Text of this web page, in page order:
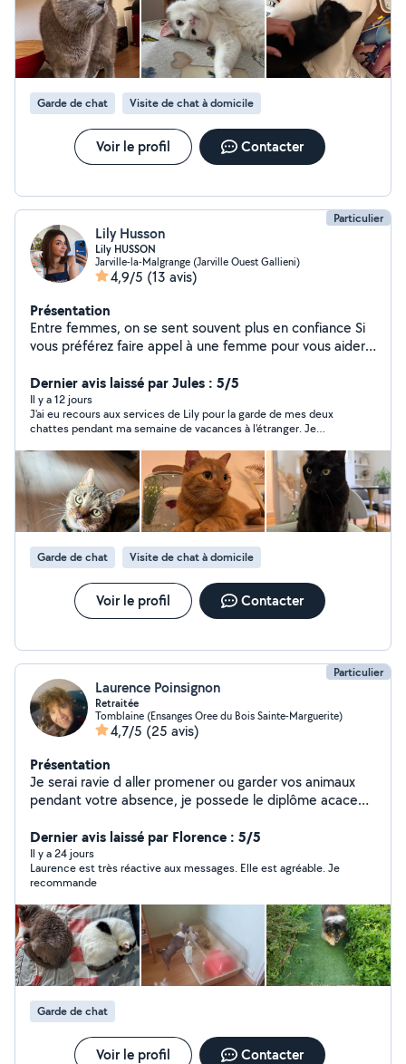
Garde de chat Visite de chat à domicile
Voir le profil Contacter
Particulier
Lily Husson
Lily HUSSON
Jarville-la-Malgrange (Jarville Ouest Gallieni)
4,9/5 (13 avis)
Présentation
Entre femmes, on se sent souvent plus en confiance Si
vous préférez faire appel à une femme pour vous aider
Lily, j'ai 23 ans et je suis diplômée d'un master manager
commerciale. Le matin je suis commerciale et l'après
midi disponible pour vous aider. Sérieuse, impliquée et
toujours motivée, j'aime rendre service et aider les
autres. Je propose : Ménage / entretien Garde
d'enfants (je possède le BAFA) Garde d'animaux Petits
services du quotidien (courses, colis, aide ponctuelle)
Au plaisir de vous aider !
Dernier avis laissé par Jules : 5/5
Il y a 12 jours
J'ai eu recours aux services de Lily pour la garde de mes deux
chattes pendant ma semaine de vacances à l'étranger. Je
communication quotidienne et a été au petit soin pour mes
chattes. Je n'hésiterais pas à faire de nouveau appel à ses
services si besoin Encore merci !
Garde de chat Visite de chat à domicile
Voir le profil Contacter
Particulier
Laurence Poinsignon
Retraitée
Tomblaine (Ensanges Oree du Bois Sainte-Marguerite)
4,7/5 (25 avis)
Présentation
Je serai ravie d aller promener ou garder vos animaux
pendant votre absence, je possede le diplôme acaced
matériel merci et à bientôt
Dernier avis laissé par Florence : 5/5
Il y a 24 jours
Laurence est très réactive aux messages. Elle est agréable. Je
recommande
Garde de chat
Voir le profil Contacter